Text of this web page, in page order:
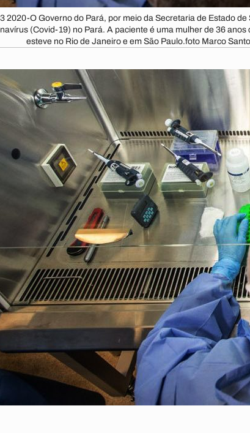
2020-O Governo do Pará, por meio da Secretaria de Estado
(Covid-19) no Pará. A paciente é uma mulher de 36
esteve no Rio de Janeiro e em São Paulo.foto Marco